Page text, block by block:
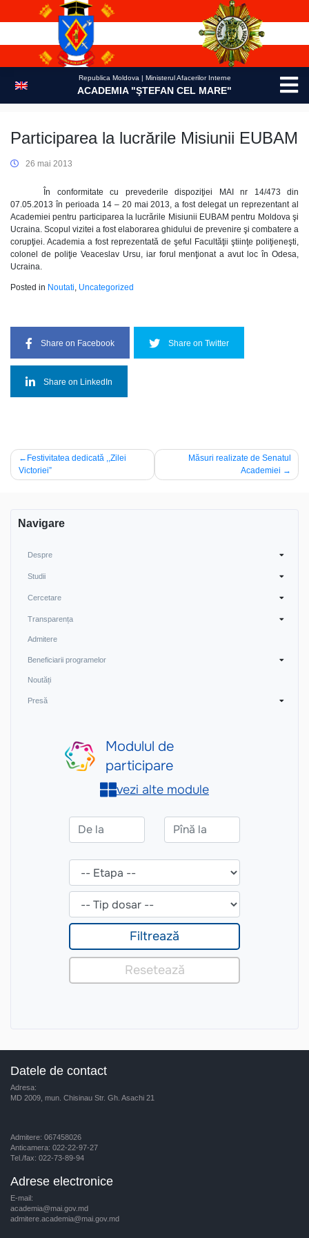
Republica Moldova | Ministerul Afacerilor Interne
ACADEMIA "ŞTEFAN CEL MARE"
Participarea la lucrările Misiunii EUBAM
26 mai 2013
În conformitate cu prevederile dispoziţiei MAI nr 14/473 din
07.05.2013 în perioada 14 – 20 mai 2013, a fost delegat un reprezentant al
Academiei pentru participarea la lucrările Misiunii EUBAM pentru Moldova şi
Ucraina. Scopul vizitei a fost elaborarea ghidului de prevenire şi combatere a
corupţiei. Academia a fost reprezentată de şeful Facultăţii ştiinţe poliţieneşti,
colonel de poliţie Veaceslav Ursu, iar forul menţionat a avut loc în Odesa,
Ucraina.
Posted in Noutati, Uncategorized
Share on Facebook Share on Twitter
Share on LinkedIn
Navigare
în
Festivitatea dedicată ,,Zilei
Victoriei”
Măsuri realizate de Senatul
Academiei
Navigare
Despre
Studii
Cercetare
Transparența
Admitere
Beneficiarii programelor
Noutăți
Presă
Datele de contact
Adresa:
MD 2009, mun. Chisinau Str. Gh. Asachi 21
Admitere: 067458026
Anticamera: 022-22-97-27
Tel./fax: 022-73-89-94
Adrese electronice
E-mail:
academia@mai.gov.md
admitere.academia@mai.gov.md